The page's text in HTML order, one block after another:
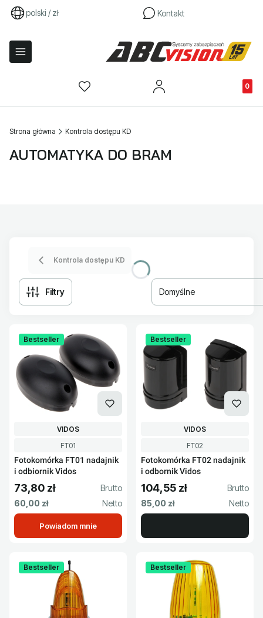
polski / zł Kontakt
Strona główna Kontrola dostępu KD
AUTOMATYKA DO BRAM
Kontrola dostępu KD
Filtry Domyślne
Bestseller
Kod produktu
FT01
Fotokomórka FT01 nadajnik
i odbiornik Vidos
PRODUCENT
VIDOS
Cena brutto
73,80 zł
Cena netto
60,00 zł
Powiadom mnie
Bestseller
Kod produktu
FT02
Fotokomórka FT02 nadajnik
i odbornik Vidos
PRODUCENT
VIDOS
Cena brutto
104,55 zł
Cena netto
85,00 zł
Bestseller Bestseller